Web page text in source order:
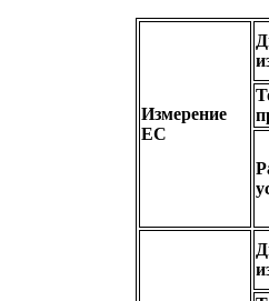
Измерение
EC